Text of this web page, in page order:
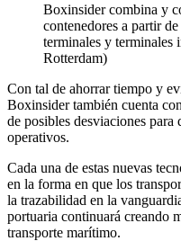
Boxinsider combina y
contenedores a partir
terminales y terminales
Rotterdam)
Con tal de ahorrar tiempo y
Boxinsider también cuenta
de posibles desviaciones para
operativos.
Cada una de estas nuevas
en la forma en que los
la trazabilidad en la
portuaria continuará creando
transporte marítimo.